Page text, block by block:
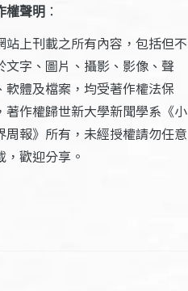
權聲明 ：
站上刊載之所有內容，包括但不
文字、圖片、攝影、影像、聲
軟體及檔案，均受著作權法保
著作權歸世新大學新聞學系《小
周報》所有，未經授權請勿任意
，歡迎分享。